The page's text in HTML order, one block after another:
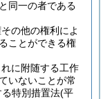
同一の者である
の他の権利によ
ことができる権
に附随する工作
いないことが常
特別措置法(平